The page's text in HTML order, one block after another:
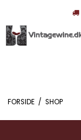
FORSIDE / SHOP